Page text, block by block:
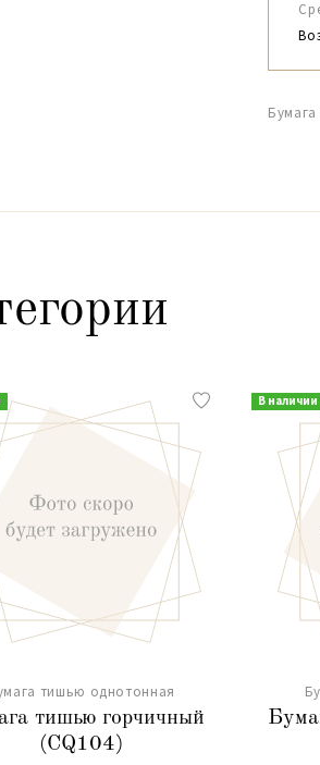
тишью однотонная
тишью горчичный
(CQ104)
В наличии